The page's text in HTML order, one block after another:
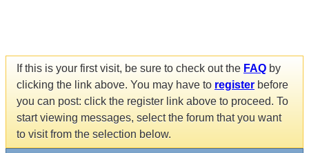
If this is your first visit, be sure to check out the FAQ by
clicking the link above. You may have to register before
you can post: click the register link above to proceed. To
start viewing messages, select the forum that you want
to visit from the selection below.